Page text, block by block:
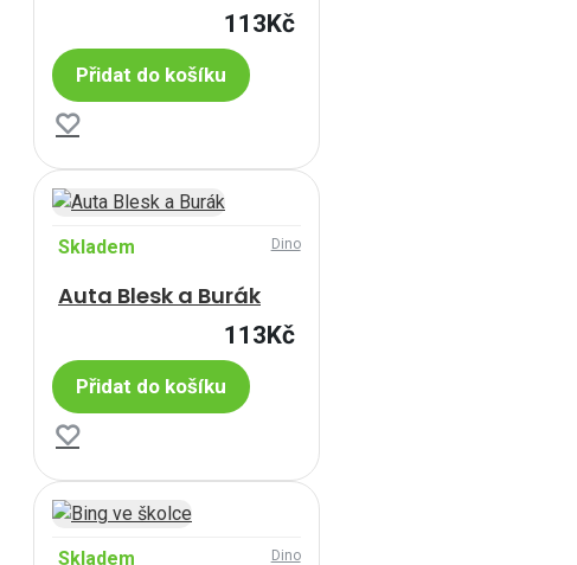
113Kč
Přidat do košíku
Skladem Dino
Auta Blesk a Burák
113Kč
Přidat do košíku
Skladem Dino